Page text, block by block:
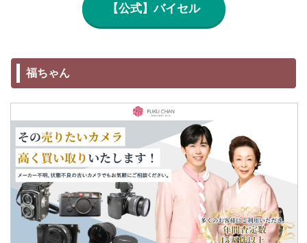
【公式】バイセル
福ちゃん